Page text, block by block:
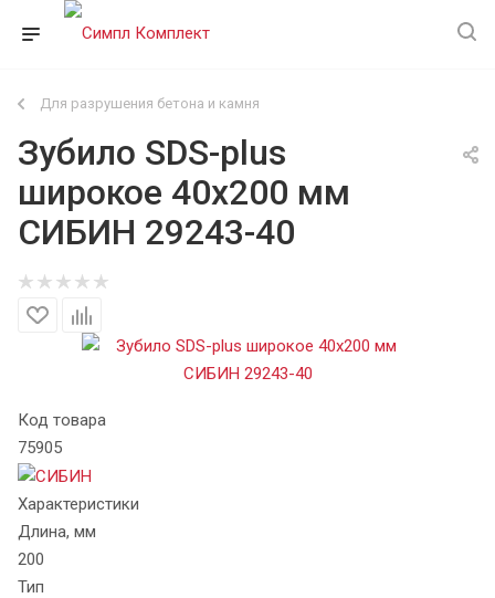
Для разрушения бетона и камня
Зубило SDS-plus
широкое 40х200 мм
СИБИН 29243-40
Код товара
75905
Характеристики
Длина, мм
200
Тип